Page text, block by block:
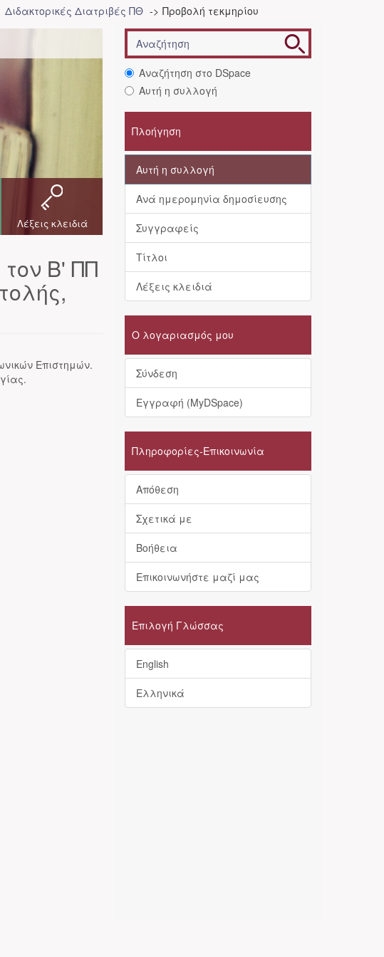
Διδακτορικές Διατριβές ΠΘ Προβολή τεκμηρίου
Λέξεις κλειδιά
Β' ΠΠ
Επιστημών.
Αναζήτηση στο DSpace
Αυτή η συλλογή
Πλοήγηση
Αυτή η συλλογή
Ανά ημερομηνία δημοσίευσης
Συγγραφείς
Τίτλοι
Λέξεις κλειδιά
Ο λογαριασμός μου
Σύνδεση
Εγγραφή (MyDSpace)
Πληροφορίες-Επικοινωνία
Απόθεση
Σχετικά με
Βοήθεια
Επικοινωνήστε μαζί μας
Επιλογή Γλώσσας
English
Ελληνικά